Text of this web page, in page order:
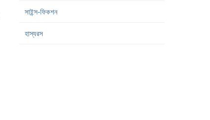
সাইন্স-ফিকশন
হাস্যরস